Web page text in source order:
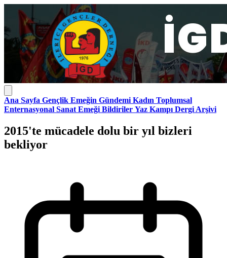
Ana Sayfa Gençlik Emeğin Gündemi Kadın Toplumsal
Enternasyonal Sanat Emeği Bildiriler Yaz Kampı Dergi Arşivi
2015'te mücadele dolu bir yıl bizleri
bekliyor